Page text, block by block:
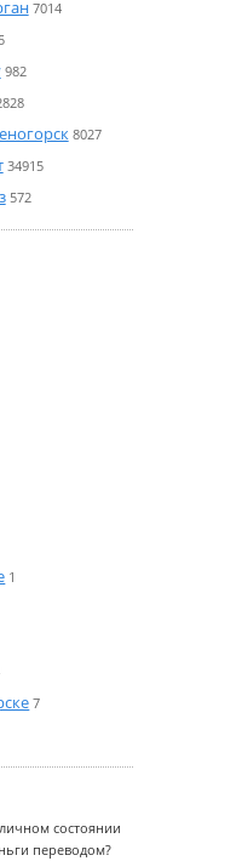
7014
982
8027
34915
572
1
7
состоянии
переводом?